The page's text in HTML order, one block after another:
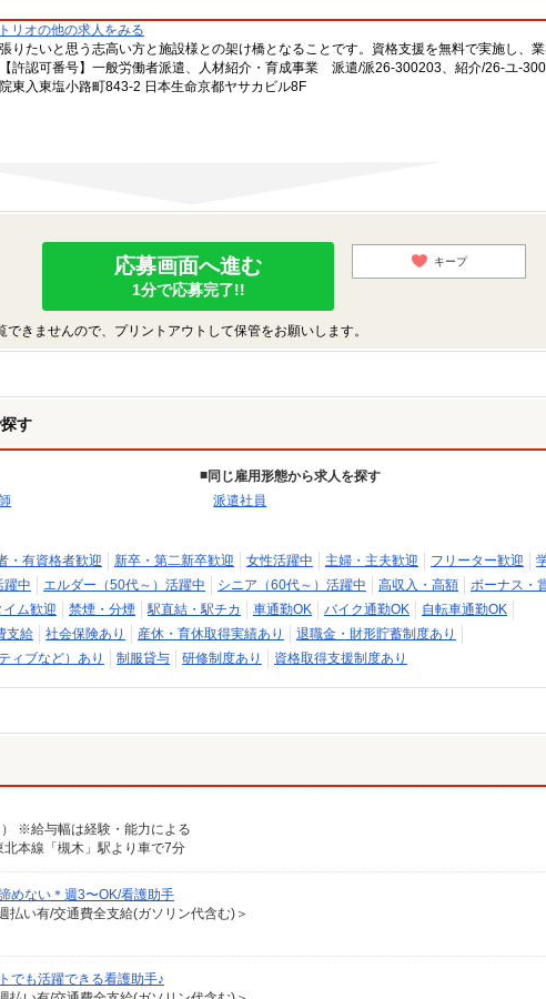
リオの他の求人をみる
りたいと思う志高い方と施設様との架け橋となることです。資格支援を無料で実施し、
許認可番号】一般労働者派遣、人材紹介・育成事業 派遣/派26-300203、紹介/26-ユ-
東入東塩小路町843-2 日本生命京都ヤサカビル8F
応募画面へ進む
1分で応募完了!!
キープ
きませんので、プリントアウトして保管をお願いします。
す
同じ雇用形態から求人を探す
派遣社員
・有資格者歓迎 新卒・第二新卒歓迎 女性活躍中 主婦・主夫歓迎 フリーター歓迎
躍中 エルダー（50代～）活躍中 シニア（60代～）活躍中 高収入・高額
ボーナス・
イム歓迎 禁煙・分煙 駅直結・駅チカ 車通勤OK バイク通勤OK
自転車通勤OK
支給 社会保険あり 産休・育休取得実績あり
退職金・財形貯蓄制度あり
ィブなど）あり
制服貸与 研修制度あり 資格取得支援制度あり
※給与幅は経験・能力による
本線「槻木」駅より車で7分
めない＊週3〜OK/看護助手
い有/交通費全支給(ガソリン代含む)＞
も活躍できる看護助手♪